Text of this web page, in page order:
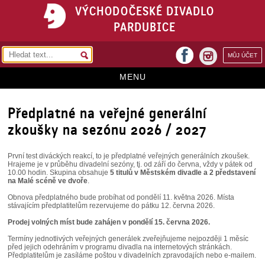
VÝCHODOČESKÉ DIVADLO
PARDUBICE
MŮJ ÚČET
facebook
MENU
PROGRAM
VSTUPENKY
PŘEDPLATNÉ
KONTAKTY
O DIVADLE
Předplatné na veřejné generální
zkoušky na sezónu 2026 / 2027
První test diváckých reakcí, to je předplatné veřejných generálních zkoušek.
Hrajeme je v průběhu divadelní sezóny, tj. od září do června, vždy v pátek od
10.00 hodin. Skupina obsahuje5 titulů v Městském divadle a 2 představení
na Malé scéně ve dvoře.
Obnova předplatného bude probíhat od pondělí 11. května 2026. Místa
stávajícím předplatitelům rezervujeme do pátku 12. června 2026.
Prodej volných míst bude zahájen v pondělí 15. června 2026.
Termíny jednotlivých veřejných generálek zveřejňujeme nejpozději 1 měsíc
před jejich odehráním v programu divadla na internetových stránkách.
Předplatitelům je zasíláme poštou v divadelních zpravodajích nebo e-mailem.